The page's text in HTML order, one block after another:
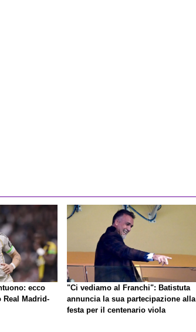
ecco
Real Madrid-
"Ci vediamo al Franchi": Batistuta
annuncia la sua partecipazione alla
festa per il centenario viola